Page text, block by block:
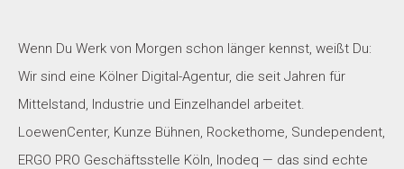
Wenn Du Werk von Morgen schon länger kennst, weißt Du:
Wir sind eine Kölner Digital-Agentur, die seit Jahren für
Mittelstand, Industrie und Einzelhandel arbeitet.
LoewenCenter, Kunze Bühnen, Rockethome, Sundependent,
ERGO PRO Geschäftsstelle Köln, Inodeq — das sind echte